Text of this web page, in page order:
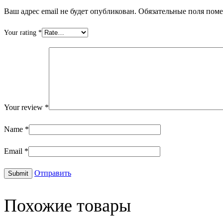
Ваш адрес email не будет опубликован. Обязательные поля
Your rating *
Your review *
Name *
Email *
Отправить
Похожие товары